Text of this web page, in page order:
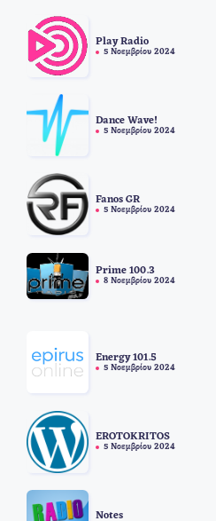
Play Radio
5 Νοεμβρίου 2024
Dance Wave!
5 Νοεμβρίου 2024
Fanos GR
5 Νοεμβρίου 2024
Prime 100.3
8 Νοεμβρίου 2024
Energy 101.5
5 Νοεμβρίου 2024
EROTOKRITOS
5 Νοεμβρίου 2024
Notes